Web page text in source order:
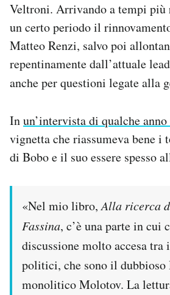
Veltroni. Arrivando a tempi più
un certo periodo il
Matteo Renzi, salvo poi
repentinamente dall’attuale
anche per questioni legate alla
Inun’intervista di qualche
vignetta che riassumeva bene
di Bobo e il suo essere spesso
«Nel mio libro,Alla ricerca
Fassina, c’è una parte in cui
discussione molto accesa tra
politici, che sono il dubbioso
monolitico Molotov. La